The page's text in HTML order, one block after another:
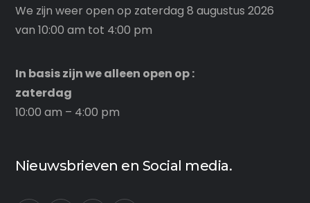
We zijn weer open op zaterdag 8 augustus 2026
van 10:00 am tot 4:00 pm
In basis zijn we alleen open op :
zaterdag
10:00 am – 4:00 pm
Nieuwsbrieven en Social media.